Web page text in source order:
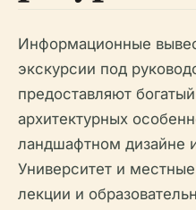
Информационные
экскурсии под
предоставляют
архитектурных
ландшафтном дизайне
Университет и
лекции и